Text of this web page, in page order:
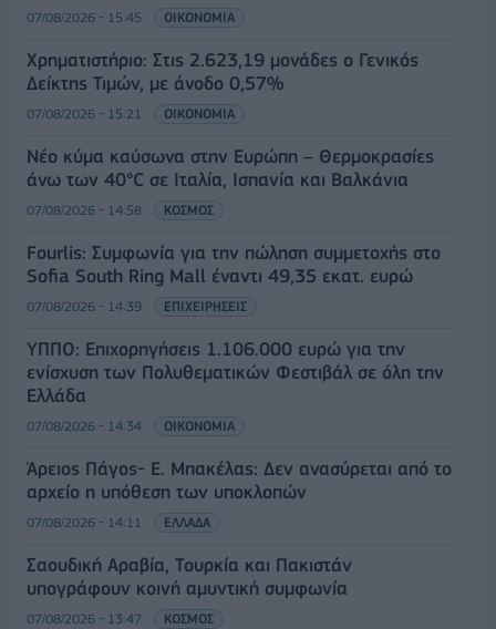
07/08/2026 - 15:45 ΟΙΚΟΝΟΜΙΑ
Χρηματιστήριο: Στις 2.623,19 μονάδες ο Γενικός
Δείκτης Τιμών, με άνοδο 0,57%
07/08/2026 - 15:21 ΟΙΚΟΝΟΜΙΑ
Νέο κύμα καύσωνα στην Ευρώπη – Θερμοκρασίες
άνω των 40°C σε Ιταλία, Ισπανία και Βαλκάνια
07/08/2026 - 14:58 ΚΟΣΜΟΣ
Fourlis: Συμφωνία για την πώληση συμμετοχής στο
Sofia South Ring Mall έναντι 49,35 εκατ. ευρώ
07/08/2026 - 14:39 ΕΠΙΧΕΙΡΗΣΕΙΣ
ΥΠΠΟ: Επιχορηγήσεις 1.106.000 ευρώ για την
ενίσχυση των Πολυθεματικών Φεστιβάλ σε όλη την
Ελλάδα
07/08/2026 - 14:34 ΟΙΚΟΝΟΜΙΑ
Άρειος Πάγος- Ε. Μπακέλας: Δεν ανασύρεται από το
αρχείο η υπόθεση των υποκλοπών
07/08/2026 - 14:11 ΕΛΛΑΔΑ
Σαουδική Αραβία, Τουρκία και Πακιστάν
υπογράφουν κοινή αμυντική συμφωνία
07/08/2026 - 13:47 ΚΟΣΜΟΣ